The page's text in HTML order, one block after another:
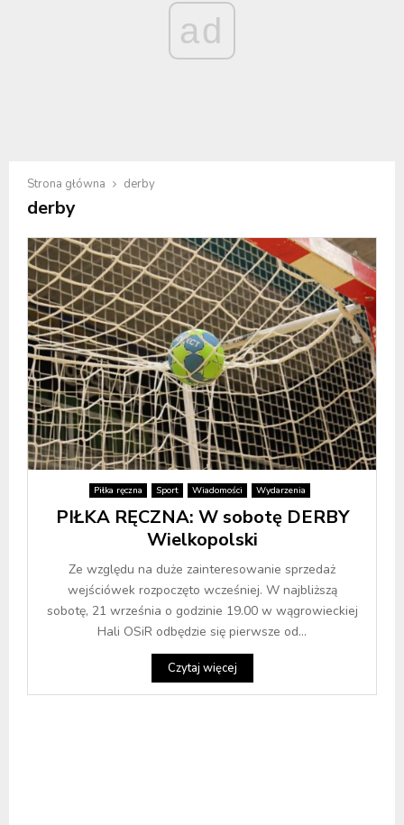
ad
Strona główna derby
derby
Piłka ręczna Sport Wiadomości Wydarzenia
PIŁKA RĘCZNA: W sobotę DERBY
Wielkopolski
Ze względu na duże zainteresowanie sprzedaż
wejściówek rozpoczęto wcześniej. W najbliższą
sobotę, 21 września o godzinie 19.00 w wągrowieckiej
Hali OSiR odbędzie się pierwsze od...
Czytaj więcej